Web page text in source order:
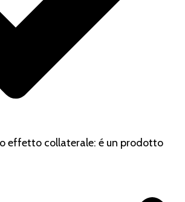
effetto collaterale: é un prodotto